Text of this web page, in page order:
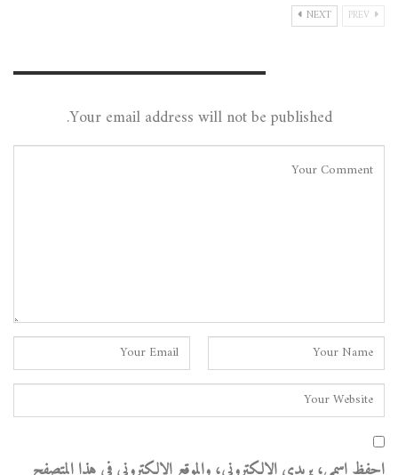
NEXT
Your email address will not be published.